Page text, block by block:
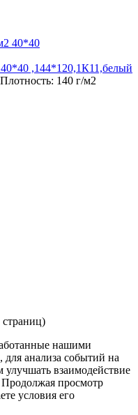
,144*120,1К11,белый
Плотность: 140 г/м2
страниц)
нашими
анализа событий на
улучшать взаимодействие
просмотр
условия его